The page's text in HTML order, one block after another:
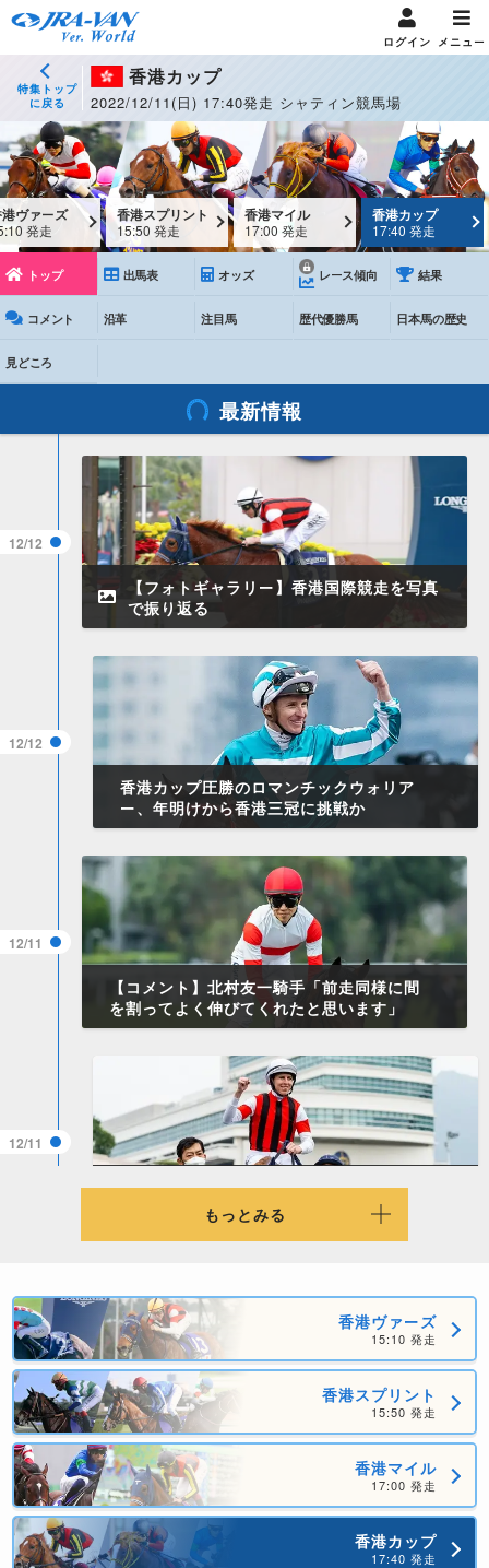
ログイン メニュー
特集トップ
に戻る
香港カップ
2022/12/11(日) 17:40発走 シャティン競馬場
ヴァーズ
発走
香港スプリント
15:50 発走
香港マイル
17:00 発走
香港カップ
17:40 発走
トップ 出馬表 オッズ レース傾向 結果
コメント 沿革 注目馬 歴代優勝馬 日本馬の歴史
見どころ
最新情報
12/12
【フォトギャラリー】香港国際競走を写真
で振り返る
12/12
​香港カップ圧勝のロマンチックウォリア
ー、年明けから香港三冠に挑戦か
12/11
【コメント】北村友一騎手「前走同様に間
を割ってよく伸びてくれたと思います」
12/11
【香港国際競走予想大会】179名が見事に
12/11
【香港カップ】香港ダービー馬ロマンチッ
クウォリアー、2着のダノンザキッドら圧
倒して日本勢からタイトル奪還
12/11
もっとみる
香港ヴァーズ
15:10 発走
香港スプリント
15:50 発走
香港マイル
17:00 発走
香港カップ
17:40 発走